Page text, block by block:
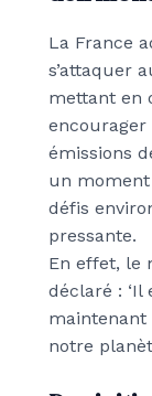
La France
s’attaquer
mettant en
émissions
un
défis
pressante.
En effet, le
déclaré : ‘Il
maintenant
notre